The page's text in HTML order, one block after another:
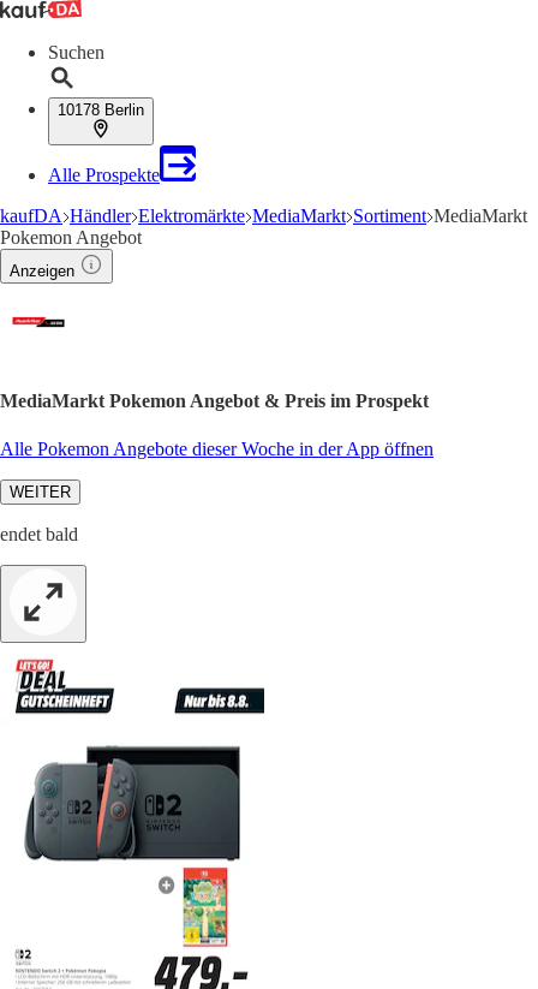
Suchen
10178 Berlin
Alle Prospekte
kaufDA Händler Elektromärkte MediaMarkt Sortiment MediaMarkt
Pokemon Angebot
Anzeigen
MediaMarkt Pokemon Angebot & Preis im Prospekt
Alle Pokemon Angebote dieser Woche in der App öffnen
WEITER
endet bald